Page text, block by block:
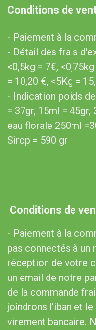
Conditions de
- Paiement à la
- Détail des frais
<0,5kg = 7€,
= 10,20 €, <5Kg =
- Indication poids
= 37gr, 15ml = 45gr,
eau florale 250ml
Sirop = 590 gr​
Conditions de
- Paiement à la
pas connectés à un
réception de votre
un email de notre
de la commande
joindrons l'iban et
virement bancaire.